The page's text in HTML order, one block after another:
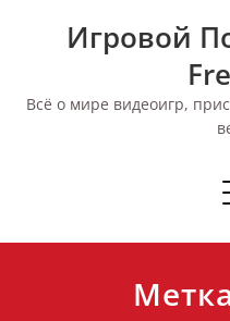
Игровой
Всё о мире видеоигр,